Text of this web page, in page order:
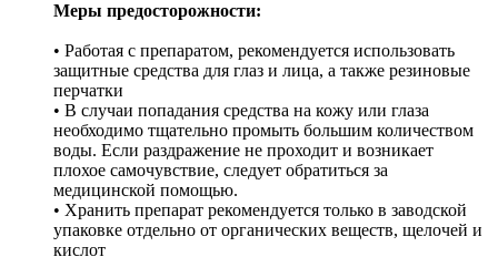
Меры предосторожности:
• Работая с препаратом, рекомендуется использовать
защитные средства для глаз и лица, а также резиновые
перчатки
• В случаи попадания средства на кожу или глаза
необходимо тщательно промыть большим количеством
воды. Если раздражение не проходит и возникает
плохое самочувствие, следует обратиться за
медицинской помощью.
• Хранить препарат рекомендуется только в заводской
упаковке отдельно от органических веществ, щелочей и
кислот